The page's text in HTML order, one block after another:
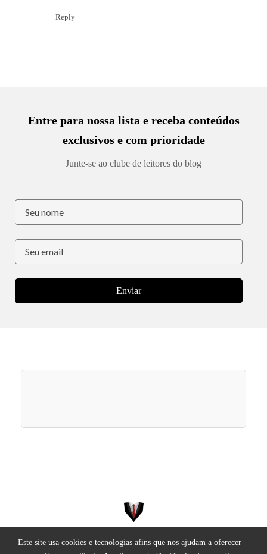
Este site usa cookies e tecnologias afins que nos ajudam a oferecer
Reply
Entre para nossa lista e receba conteúdos
exclusivos e com prioridade
Junte-se ao clube de leitores do blog
Enviar
Todos os direitos reservados.